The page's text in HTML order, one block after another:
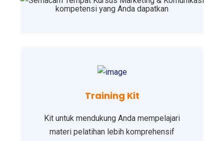
kompetensi yang Anda dapatkan
Training Kit
Kit untuk mendukung Anda mempelajari
materi pelatihan lebih komprehensif